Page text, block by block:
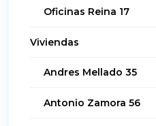
Oficinas Reina 17
Viviendas
Andres Mellado 35
Antonio Zamora 56